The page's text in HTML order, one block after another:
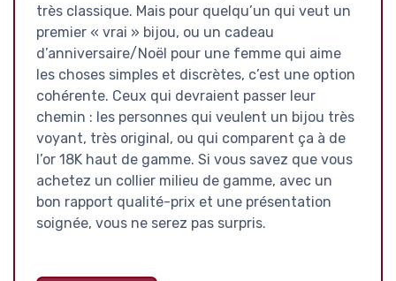
très classique. Mais pour quelqu’un qui veut un
premier « vrai » bijou, ou un cadeau
d’anniversaire/Noël pour une femme qui aime
les choses simples et discrètes, c’est une option
cohérente. Ceux qui devraient passer leur
chemin : les personnes qui veulent un bijou très
voyant, très original, ou qui comparent ça à de
l’or 18K haut de gamme. Si vous savez que vous
achetez un collier milieu de gamme, avec un
bon rapport qualité-prix et une présentation
soignée, vous ne serez pas surpris.